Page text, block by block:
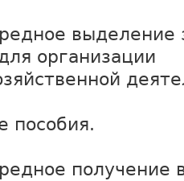
выделение
организации
пособия.
получение